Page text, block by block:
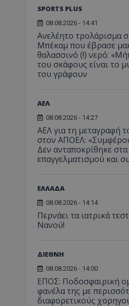
SPORTS PLUS
08.08.2026 - 14:41
Ανελέητο τρολάρισμα
Μπέκαμ που έβρασε
θαλασσινό (!) νερό:
του σκάφους είναι το
του γράφουν
ΑΕΛ
08.08.2026 - 14:27
ΑΕΛ για τη μεταγραφή
στον ΑΠΟΕΛ:
Δεν ανταποκρίθηκε
επαγγελματισμού και
ΕΛΛΑΔΑ
08.08.2026 - 14:14
Περνάει τα ιατρικά
Νανού!
ΔΙΕΘΝΗ
08.08.2026 - 14:00
ΕΠΟΣ: Ποδοσφαιρική
φανέλα της με
διαφορετικούς